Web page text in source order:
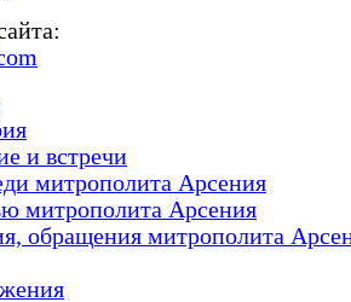
и встречи
митрополита Арсения
митрополита Арсения
обращения митрополита